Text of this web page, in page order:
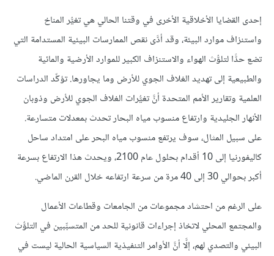
إحدى القضايا الأخلاقية الأخرى في وقتنا الحالي هي تغيُّر المناخ
واستنزاف موارد البيئة، وقد أدَّى نقص الممارسات البيئية المستدامة التي
تضع حدًّا لتلوُّث الهواء والاستنزاف الكبير للموارد الأرضية والمائية
والطبيعية إلى تهديد الغلاف الجوي للأرض وما يجاورها. تؤكِّد الدراسات
العلمية وتقارير الأمم المتحدة أنَّ تغيُّرات الغلاف الجوي للأرض وذوبان
الأنهار الجليدية وارتفاع منسوب مياه البحار تحدث بمعدلات متسارعة.
على سبيل المثال، سوف يرتفع منسوب مياه البحر على امتداد ساحل
كاليفورنيا إلى 10 أقدام بحلول عام 2100، ويحدث هذا الارتفاع بسرعة
أكبر بحوالي 30 إلى 40 مرة من سرعة ارتفاعه خلال القرن الماضي.
على الرغم من احتشاد مجموعات من الجامعات وقطاعات الأعمال
والمجتمع المحلي لاتخاذ إجراءات قانونية للحد من المتسبِّبين في التلوُّث
البيئي والتصدي لهم، إلَّا أنَّ الأوامر التنفيذية السياسية الحالية ليست في